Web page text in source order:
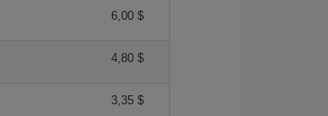
6,00 $
4,80 $
3,35 $